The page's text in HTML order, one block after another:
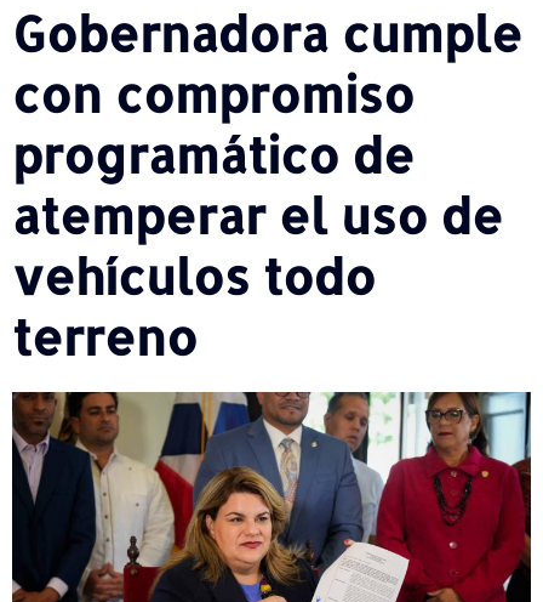
Gobernadora cumple
con compromiso
programático de
atemperar el uso de
vehículos todo
terreno